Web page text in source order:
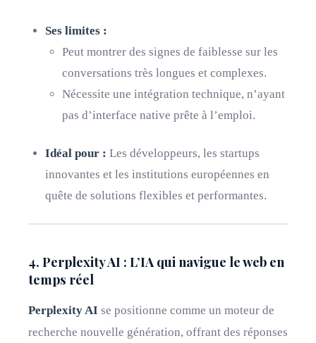
Ses limites :
Peut montrer des signes de faiblesse sur les
conversations très longues et complexes.
Nécessite une intégration technique, n’ayant
pas d’interface native prête à l’emploi.
Idéal pour : Les développeurs, les startups
innovantes et les institutions européennes en
quête de solutions flexibles et performantes.
4. Perplexity AI : L’IA qui navigue le web en
temps réel
Perplexity AI se positionne comme un moteur de
recherche nouvelle génération, offrant des réponses